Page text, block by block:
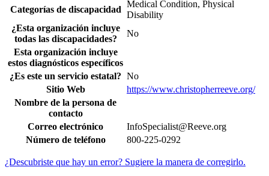
Categorías de discapacidad
Medical Condition, Physical
Disability
¿Esta organización incluye
todas las discapacidades?
No
Esta organización incluye
estos diagnósticos específicos
¿Es este un servicio estatal? No
Sitio Web
https://www.christopherreeve.org/
Nombre de la persona de
contacto
Correo electrónico
InfoSpecialist@Reeve.org
Número de teléfono
800-225-0292
¿Descubriste que hay un error? Sugiere la manera de corregirlo.